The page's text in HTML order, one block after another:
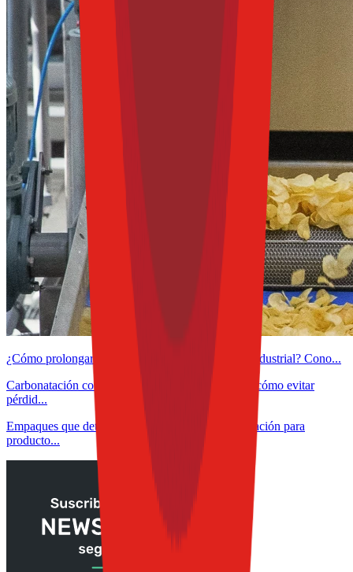
¿Cómo prolongar la vida útil del aceite de fritura industrial? Cono...
Carbonatación controlada en bebidas funcionales: cómo evitar
pérdid...
Empaques que detectan, protegen y alertan: innovación para
producto...